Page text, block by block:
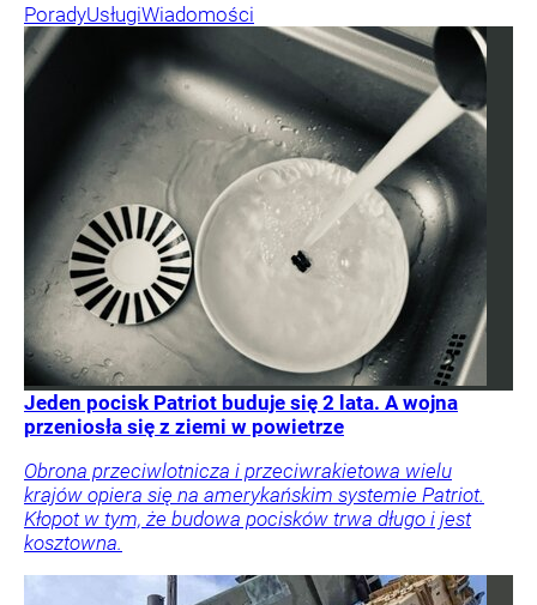
PoradyUsługiWiadomości
Jeden pocisk Patriot buduje się 2 lata. A wojna
przeniosła się z ziemi w powietrze
Obrona przeciwlotnicza i przeciwrakietowa wielu
krajów opiera się na amerykańskim systemie Patriot.
Kłopot w tym, że budowa pocisków trwa długo i jest
kosztowna.